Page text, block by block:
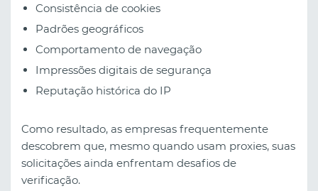
Consistência de cookies
Padrões geográficos
Comportamento de navegação
Impressões digitais de segurança
Reputação histórica do IP
Como resultado, as empresas frequentemente
descobrem que, mesmo quando usam proxies, suas
solicitações ainda enfrentam desafios de
verificação.